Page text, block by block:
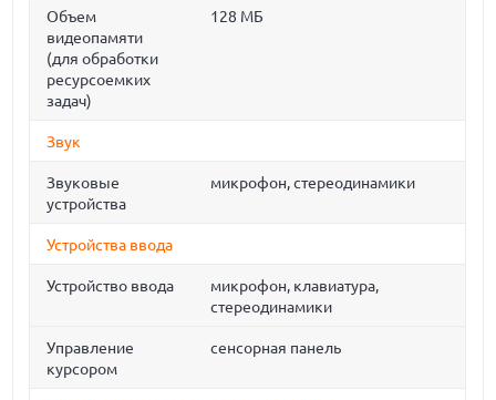
Объем
видеопамяти
(для обработки
ресурсоемких
задач)
128 МБ
Звук
Звуковые
устройства
микрофон, стереодинамики
Устройства ввода
Устройство ввода
микрофон, клавиатура,
стереодинамики
Управление
курсором
сенсорная панель